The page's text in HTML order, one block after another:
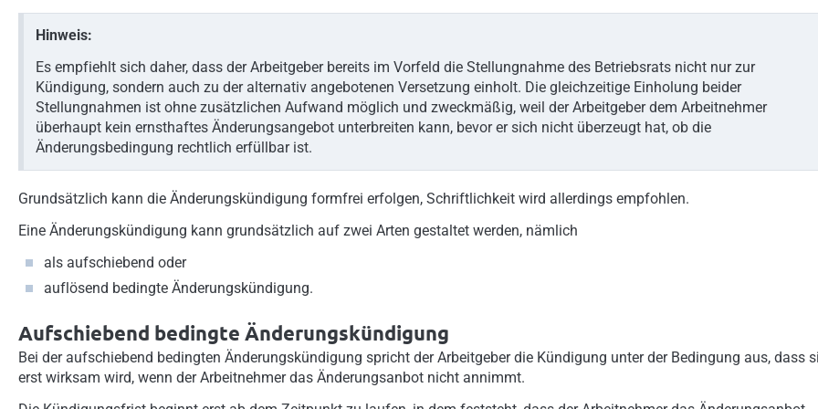
Hinweis:
Es empfiehlt sich daher, dass der Arbeitgeber bereits im Vorfeld die Stellungnahme des Betriebsrats nicht nur zur
Kündigung, sondern auch zu der alternativ angebotenen Versetzung einholt. Die gleichzeitige Einholung beider
Stellungnahmen ist ohne zusätzlichen Aufwand möglich und zweckmäßig, weil der Arbeitgeber dem Arbeitnehmer
überhaupt kein ernsthaftes Änderungsangebot unterbreiten kann, bevor er sich nicht überzeugt hat, ob die
Änderungsbedingung rechtlich erfüllbar ist.
Grundsätzlich kann die Änderungskündigung formfrei erfolgen, Schriftlichkeit wird allerdings empfohlen.
Eine Änderungskündigung kann grundsätzlich auf zwei Arten gestaltet werden, nämlich
als aufschiebend oder
auflösend bedingte Änderungskündigung.
Aufschiebend bedingte Änderungskündigung
Bei der aufschiebend bedingten Änderungskündigung spricht der Arbeitgeber die Kündigung unter der Bedingung aus, dass
erst wirksam wird, wenn der Arbeitnehmer das Änderungsanbot nicht annimmt.